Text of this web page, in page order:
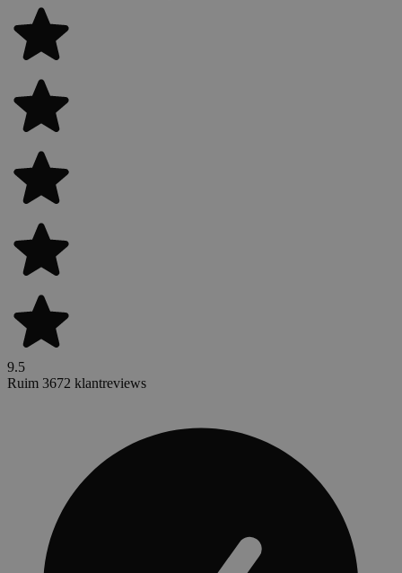
9.5
Ruim 3672 klantreviews